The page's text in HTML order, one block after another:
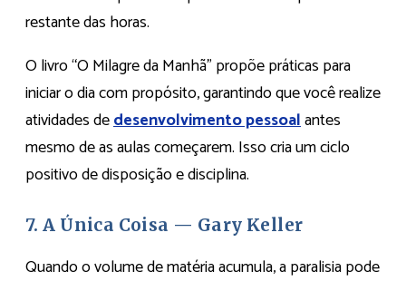
restante das horas.
O livro “O Milagre da Manhã” propõe práticas para
iniciar o dia com propósito, garantindo que você realize
atividades dedesenvolvimento pessoalantes
mesmo de as aulas começarem. Isso cria um ciclo
positivo de disposição e disciplina.
7. A Única Coisa — Gary Keller
Quando o volume de matéria acumula, a paralisia pode